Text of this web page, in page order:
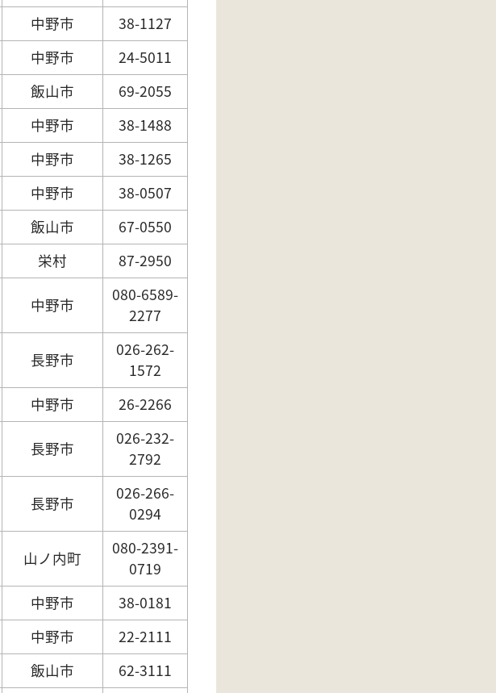
中野市
38-1127
中野市
24-5011
飯山市
69-2055
中野市
38-1488
中野市
38-1265
中野市
38-0507
飯山市
67-0550
栄村 87-2950
中野市
080-6589-
2277
長野市
026-262-
1572
中野市 26-2266
長野市
026-232-
2792
長野市
026-266-
0294
山ノ内町
080-2391-
0719
中野市 38-0181
中野市
22-2111
飯山市
62-3111